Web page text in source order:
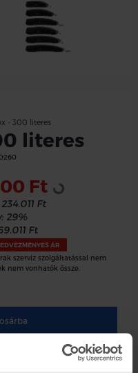
- 300 literes
literes
Ft Loading...
234.011 Ft
29%
Ft
ÁR
szerviz szolgáltatással nem
nem vonhatók össze.
(+5 000 Ft)